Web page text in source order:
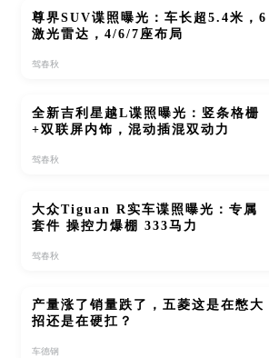
尊界SUV谍照曝光：车长超5.4米，6
激光雷达，4/6/7座布局
驾春秋
全新吉利星越L谍照曝光：竖条格栅
+双联屏内饰，混动插混双动力
驾春秋
大众Tiguan R实车谍照曝光：专属
套件 操控力爆棚 333马力
驾春秋
产量涨了销量跌了，五菱这是在憋大
招还是在硬扛？
车德钢